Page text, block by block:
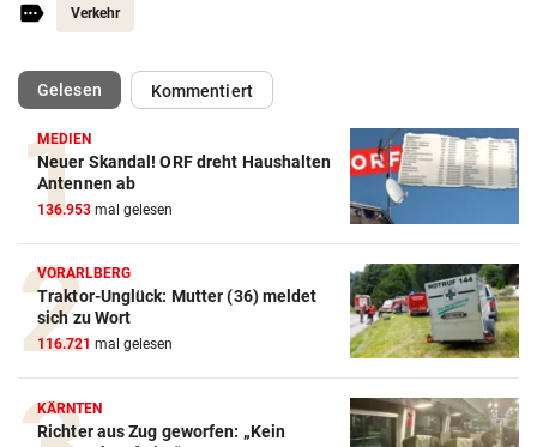
Verkehr
Gelesen(ausgewählt)Kommentiert
MEDIEN
Neuer Skandal! ORF dreht Haushalten
Antennen ab
136.953 mal gelesen
VORARLBERG
Traktor-Unglück: Mutter (36) meldet
sich zu Wort
116.721 mal gelesen
KÄRNTEN
Richter aus Zug geworfen: „Kein